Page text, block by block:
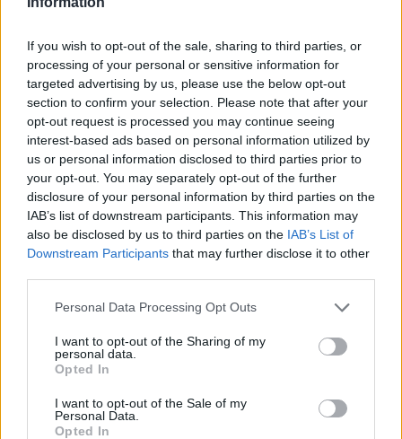
If you wish to opt-out of the sale, sharing to third parties, or
processing of your personal or sensitive information for
targeted advertising by us, please use the below opt-out
section to confirm your selection. Please note that after your
opt-out request is processed you may continue seeing
interest-based ads based on personal information utilized by
us or personal information disclosed to third parties prior to
your opt-out. You may separately opt-out of the further
disclosure of your personal information by third parties on the
IAB’s list of downstream participants. This information may
also be disclosed by us to third parties on the IAB’s List of
Downstream Participants that may further disclose it to other
Personal Data Processing Opt Outs
I want to opt-out of the Sharing of my
personal data.
Opted In
I want to opt-out of the Sale of my
Personal Data.
Opted In
esterni dal primo minuto eAlmqvist e
Strefezzaa supporto diKrstovic nel tridente
del 4-3-3 diD’Aversa. I padroni di casa giocano
un calcio rapido e spesso coraggioso
tatticamente, con rapide verticalizzazioni e con
frequenti fraseggi sulle corsie esterne. Un
confronto a specchio potrebbe chiamare a un
maggiore lavoro proprio le rispettive catene di
fascia, con tutte e tre le linee impegnate sia in
copertura che in fase offensiva. Il Napoli è
ancora in una fase di “registrazione” del reparto
difensivo e la partita col Lecce potrebbe risultare
un banco di prova indicativo.
L’attuale classifica vede le due squadre appaiate
a 11 punti. La gara porta con sé la suggestione di